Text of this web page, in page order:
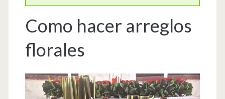
Como hacer arreglos
florales